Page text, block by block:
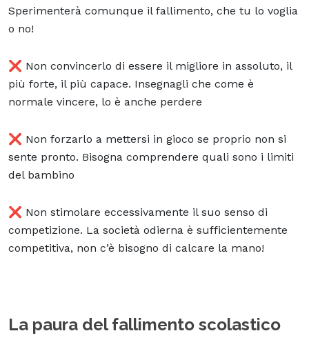
Sperimenterà comunque il fallimento, che tu lo voglia
o no!
❌ Non convincerlo di essere il migliore in assoluto, il
più forte, il più capace. Insegnagli che come è
normale vincere, lo è anche perdere
❌ Non forzarlo a mettersi in gioco se proprio non si
sente pronto. Bisogna comprendere quali sono i limiti
del bambino
❌ Non stimolare eccessivamente il suo senso di
competizione. La società odierna è sufficientemente
competitiva, non c’è bisogno di calcare la mano!
La paura del fallimento scolastico